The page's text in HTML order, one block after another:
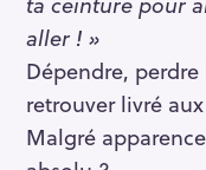
aller ! »
Dépendre,
retrouver livré
Malgré